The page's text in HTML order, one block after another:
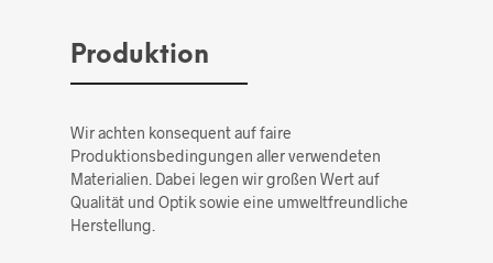
Produktion
Wir achten konsequent auf faire
Produktionsbedingungen aller verwendeten
Materialien. Dabei legen wir großen Wert auf
Qualität und Optik sowie eine umweltfreundliche
Herstellung.